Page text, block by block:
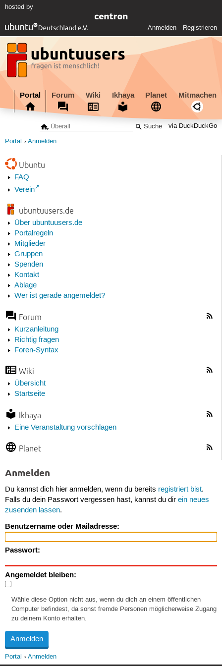
hosted by
Anmelden Registrieren
Portal Forum Wiki Ikhaya Planet Mitmachen
via DuckDuckGo
Portal Anmelden
Ubuntu
FAQ
Verein
ubuntuusers.de
Über ubuntuusers.de
Portalregeln
Mitglieder
Gruppen
Spenden
Kontakt
Ablage
Wer ist gerade angemeldet?
Forum
Kurzanleitung
Richtig fragen
Foren-Syntax
Wiki
Übersicht
Startseite
Ikhaya
Eine Veranstaltung vorschlagen
Planet
Anmelden
Du kannst dich hier anmelden, wenn du bereits registriert bist.
Falls du dein Passwort vergessen hast, kannst du dir ein neues
zusenden lassen.
Benutzername oder Mailadresse:
Passwort:
Angemeldet bleiben:
Wähle diese Option nicht aus, wenn du dich an einem öffentlichen
Computer befindest, da sonst fremde Personen möglicherweise Zugang
zu deinem Konto erhalten.
Portal Anmelden